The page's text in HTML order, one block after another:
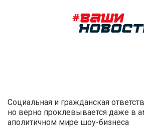
Социальная и гражданская
но верно проклевывается даже в
аполитичном мире шоу-бизнеса